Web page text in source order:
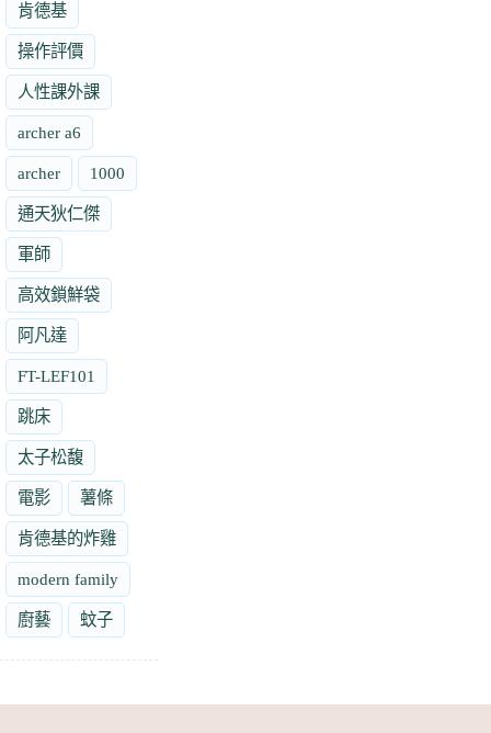
肯德基
操作評價
人性課外課
archer a6
archer 1000
通天狄仁傑
軍師
高效鎖鮮袋
阿凡達
FT-LEF101
跳床
太子松馥
電影 薯條
肯德基的炸雞
modern family
廚藝 蚊子